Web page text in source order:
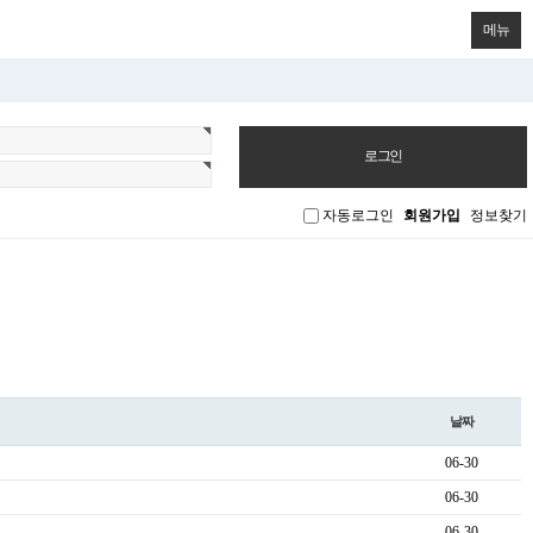
메뉴
자동로그인 회원가입 정보찾기
날짜
06-30
06-30